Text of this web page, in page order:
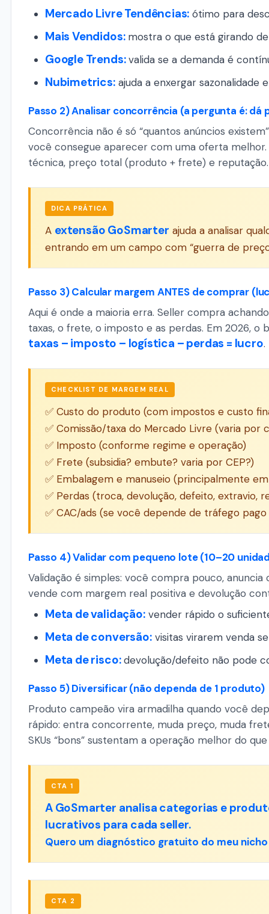
Mercado Livre Tendências: ótimo para
Mais Vendidos:mostra o que está girando
Google Trends:valida se a demanda é
Nubimetrics:ajuda a enxergar sazonalidade
Passo 2) Analisar concorrência (a pergunta é: dá
Concorrência não é só “quantos anúncios
você consegue aparecer com uma oferta
técnica, preço total (produto + frete) e reputação.
DICA PRÁTICA
A extensão GoSmarter ajuda a analisar
entrando em um campo com “guerra de
Passo 3) Calcular margem ANTES de comprar
Aqui é onde a maioria erra. Seller compra
taxas, o frete, o imposto e as perdas. Em 2026, o
taxas – imposto – logística – perdas = lucro.
CHECKLIST DE MARGEM REAL
✅ Custo do produto (com impostos e custo
✅ Comissão/taxa do Mercado Livre (varia por
✅ Imposto (conforme regime e operação)
✅ Frete (subsidia? embute? varia por CEP?)
✅ Embalagem e manuseio (principalmente
✅ Perdas (troca, devolução, defeito, extravio,
✅ CAC/ads (se você depende de tráfego
Passo 4) Validar com pequeno lote (10–20
Validação é simples: você compra pouco,
vende com margem real positiva e devolução
Meta de validação:vender rápido o
Meta de conversão:visitas virarem venda
Meta de risco:devolução/defeito não pode
Passo 5) Diversificar (não dependa de 1 produto)
Produto campeão vira armadilha quando você
rápido: entra concorrente, muda preço, muda
SKUs “bons” sustentam a operação melhor do que
CTA 1
A GoSmarter analisa categorias e
lucrativos para cada seller.
Quero um diagnóstico gratuito do meu nicho
CTA 2